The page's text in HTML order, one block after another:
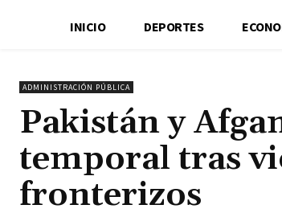
INICIO DEPORTES
ADMINISTRACIÓN PÚBLICA
Pakistán y
temporal tras
fronterizos